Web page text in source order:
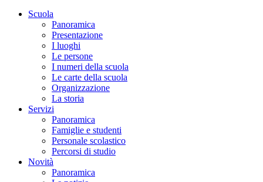
Scuola
Panoramica
Presentazione
I luoghi
Le persone
I numeri della scuola
Le carte della scuola
Organizzazione
La storia
Servizi
Panoramica
Famiglie e studenti
Personale scolastico
Percorsi di studio
Novità
Panoramica